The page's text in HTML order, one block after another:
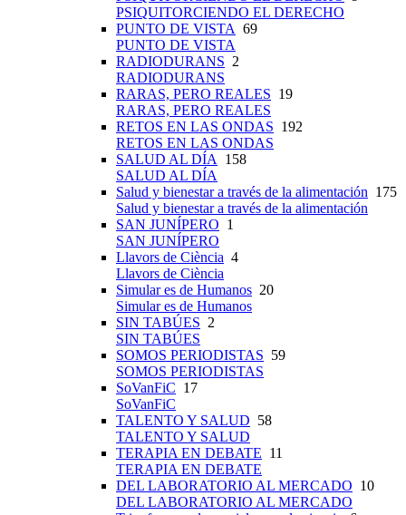
PSIQUITORCIENDO EL DERECHO
PUNTO DE VISTA 69
PUNTO DE VISTA
RADIODURANS 2
RADIODURANS
RARAS, PERO REALES 19
RARAS, PERO REALES
RETOS EN LAS ONDAS 192
RETOS EN LAS ONDAS
SALUD AL DÍA
158
SALUD AL DÍA
Salud y bienestar a través de la alimentación 175
Salud y bienestar a través de la alimentación
SAN JUNÍPERO 1
SAN JUNÍPERO
Llavors de Ciència 4
Llavors de Ciència
Simular es de Humanos 20
Simular es de Humanos
SIN TABÚES 2
SIN TABÚES
SOMOS PERIODISTAS 59
SOMOS PERIODISTAS
SoVanFiC 17
SoVanFiC
TALENTO Y SALUD 58
TALENTO Y SALUD
TERAPIA EN DEBATE 11
TERAPIA EN DEBATE
DEL LABORATORIO AL MERCADO 10
DEL LABORATORIO AL MERCADO